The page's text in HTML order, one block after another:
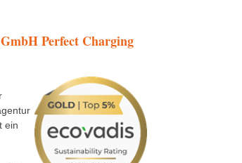
Perfect Charging
ein